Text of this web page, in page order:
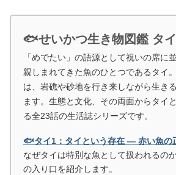
🐟せいかつ生き物図鑑 タ
「めでたい」の語源として祝いの席に
親しまれてきた魚のひとつであるタイ
は、岩礁や砂地を行き来しながら生き
ます。生態と文化、その両面からタイ
る全23話の生活誌シリーズです。
🐟タイ1：タイという存在 ― 赤い魚
なぜタイは特別な魚として扱われるの
の入り口を紹介します。